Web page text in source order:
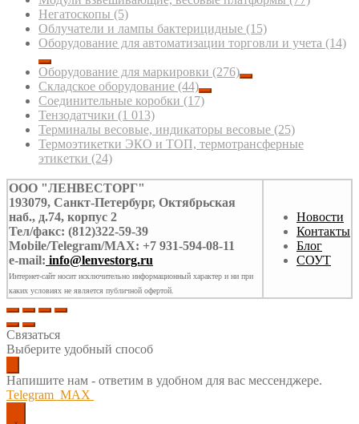
Негатоскопы (5)
Облучатели и лампы бактерицидные (15)
Оборудование для автоматизации торговли и учета (14)
Оборудование для маркировки (276)
Складское оборудование (44)
Соединительные коробки (17)
Тензодатчики (1 013)
Терминалы весовые, индикаторы весовые (25)
Термоэтикетки ЭКО и ТОП, термотрансферные
этикетки (24)
ООО "ЛЕНВЕСТОРГ"
193079, Санкт-Петербург, Октябрьская
наб., д.74, корпус 2
Тел/факс: (812)322-59-39
Mobile/Telegram/MAX: +7 931-594-08-11
e-mail: info@lenvestorg.ru
Интернет-сайт носит исключительно информационный характер и ни при
каких условиях не является публичной офертой.
Новости
Контакты
Блог
СОУТ
Связаться
Выберите удобный способ
Напишите нам - ответим в удобном для вас мессенджере.
Telegram MAX